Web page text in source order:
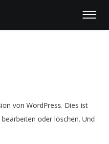
von WordPress. Dies ist
oder löschen. Und